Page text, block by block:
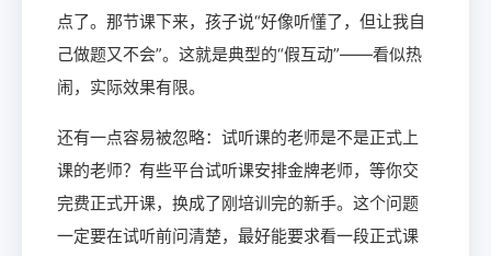
点了。那节课下来，孩子说“好像听懂了，但让我自
己做题又不会”。这就是典型的“假互动”——看似热
闹，实际效果有限。
还有一点容易被忽略：试听课的老师是不是正式上
课的老师？有些平台试听课安排金牌老师，等你交
完费正式开课，换成了刚培训完的新手。这个问题
一定要在试听前问清楚，最好能要求看一段正式课